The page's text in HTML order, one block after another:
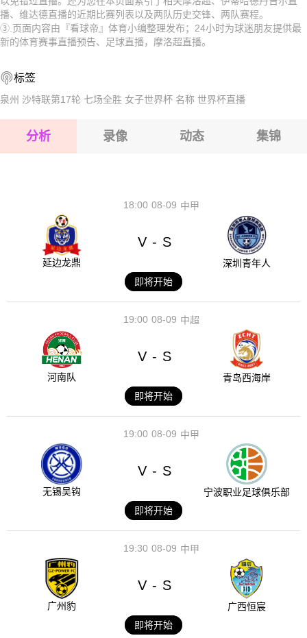
2026-08-17 【摩洛超】 伊蒂哈德丹吉尔VS维达德
2026-08-17 【摩洛超】 伊蒂哈德丹吉尔VS维达德
2026-08-17 【摩洛超】 伊蒂哈德丹吉尔VS维达德
2026-08-17 【摩洛超】 伊蒂哈德丹吉尔VS维达德
2026-08-17 【摩洛超】 伊蒂哈德丹吉尔VS维达德
播、维达德直播的近期比赛列表以及两队历史交锋、两队赛程。
③.页面内容由『看球帝』体育小编整理发布；24小时为球迷朋友提供最
新的体育赛事直播预告、足球直播，摩洛超直播。
标签
泉州 沙特联第17轮 七场全胜 女子世界杯 名称 世界杯直播
分析 录像 动态 集锦
08-09
18:00 中甲
延边龙鼎
V - S
深圳青年人
即将开始
08-09
19:00 中超
河南队
V - S
青岛西海岸
即将开始
08-09
19:00 中甲
无锡吴钩
V - S
宁波职业足球俱乐部
即将开始
08-09
19:30 中甲
广州豹
V - S
广西恒宸
即将开始